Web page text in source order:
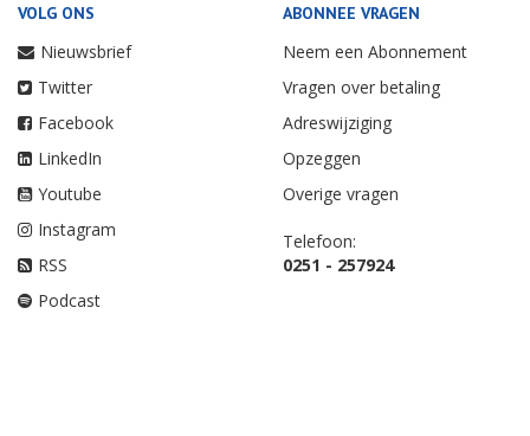
VOLG ONS
Nieuwsbrief
Twitter
Facebook
LinkedIn
Youtube
Instagram
RSS
Podcast
ABONNEE VRAGEN
Neem een Abonnement
Vragen over betaling
Adreswijziging
Opzeggen
Overige vragen
Telefoon:
0251 - 257924